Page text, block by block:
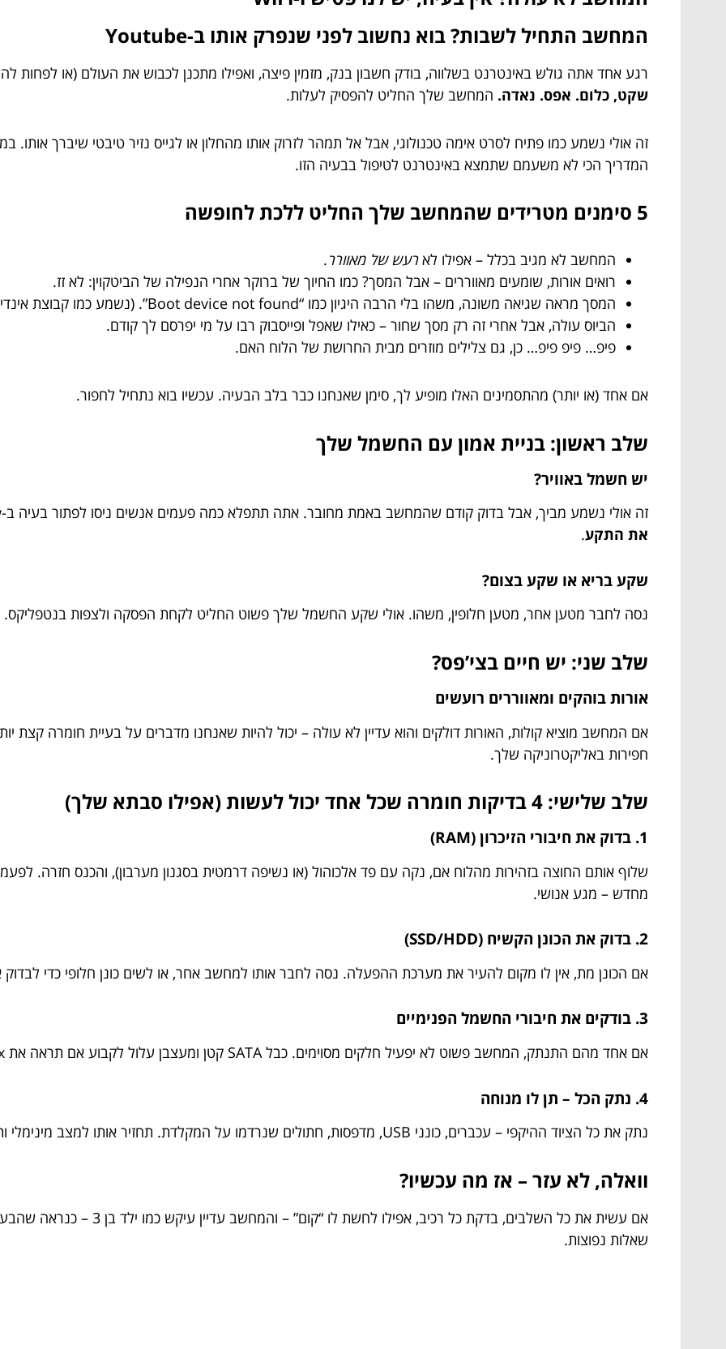
המחשב התחיל לשבות? בוא נחשוב לפני שנפרק אותו ב-Youtube
רגע אחד אתה גולש באינטרנט בשלווה, בודק חשבון בנק, מזמין פיצה, ואפילו מתכנן לכבוש את העולם (או
שקט, כלום. אפס. נאדה. המחשב שלך החליט להפסיק לעלות.
זה אולי נשמע כמו פתיח לסרט אימה טכנולוגי, אבל אל תמהר לזרוק אותו מהחלון או לגייס נזיר טיבטי שיברך
המדריך הכי לא משעמם שתמצא באינטרנט לטיפול בבעיה הזו.
5 סימנים מטרידים שהמחשב שלך החליט ללכת לחופשה
המחשב לא מגיב בכלל – אפילו לארעש של מאוורר.
רואים אורות, שומעים מאווררים – אבל המסך? כמו החיוך של ברוקר אחרי הנפילה של הביטקוין: לא זז.
המסך מראה שגיאה משונה, משהו בלי הרבה היגיון כמו “Boot device not found”. (נשמע כמו קבוצת אינדי)
הביוס עולה, אבל אחרי זה רק מסך שחור – כאילו שאפל ופייסבוק רבו על מי יפרסם לך קודם.
פיפ… פיפ פיפ… כן, גם צלילים מוזרים מבית החרושת של הלוח האם.
אם אחד (או יותר) מהתסמינים האלו מופיע לך, סימן שאנחנו כבר בלב הבעיה. עכשיו בוא נתחיל לחפור.
שלב ראשון: בניית אמון עם החשמל שלך
יש חשמל באוויר?
זה אולי נשמע מביך, אבל בדוק קודם שהמחשב באמת מחובר. אתה תתפלא כמה פעמים אנשים ניסו לפתור בעיה ב-Stack Overflow, כשכל שהיו צריכים זה…
את התקע.
שקע בריא או שקע בצום?
נסה לחבר מטען אחר, מטען חלופין, משהו. אולי שקע החשמל שלך פשוט החליט לקחת הפסקה ולצפות בנטפליקס.
שלב שני: יש חיים בצי’פס?
אורות בוהקים ומאווררים רועשים
אם המחשב מוציא קולות, האורות דולקים והוא עדיין לא עולה – יכול להיות שאנחנו מדברים על בעיית חומרה קצת
חפירות באליקטרוניקה שלך.
שלב שלישי: 4 בדיקות חומרה שכל אחד יכול לעשות (אפילו סבתא שלך)
1. בדוק את חיבורי הזיכרון (RAM)
שלוף אותם החוצה בזהירות מהלוח אם, נקה עם פד אלכוהול (או נשיפה דרמטית בסגנון מערבון), והכנס חזרה.
מחדש – מגע אנושי.
2. בדוק את הכונן הקשיח (SSD/HDD)
אם הכונן מת, אין לו מקום להעיר את מערכת ההפעלה. נסה לחבר אותו למחשב אחר, או לשים כונן חלופי כדי
3. בודקים את חיבורי החשמל הפנימיים
אם אחד מהם התנתק, המחשב פשוט לא יפעיל חלקים מסוימים. כבל SATA קטן ומעצבן עלול לקבוע אם תראה את Netflix בלילה או תסתכל על תקרה בחושך.
4. נתק הכל – תן לו מנוחה
נתק את כל הציוד ההיקפי – עכברים, כונני USB, מדפסות, חתולים שנרדמו על המקלדת. תחזיר אותו למצב מינימלי ותבדוק האם זה עוזר.
וואלה, לא עזר – אז מה עכשיו?
אם עשית את כל השלבים, בדקת כל
שאלות נפוצות.